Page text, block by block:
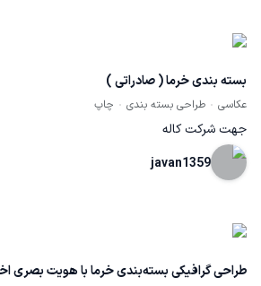
بسته بندی خرما ( صادراتی )
عکاسی طراحی بسته بندی چاپ
جهت شرکت کاله
javan1359
طراحی گرافیکی بسته‌بندی خرما با هویت بصری